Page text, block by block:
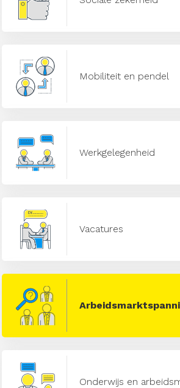
Mobiliteit en pendel
Werkgelegenheid
Vacatures
Onderwijs en